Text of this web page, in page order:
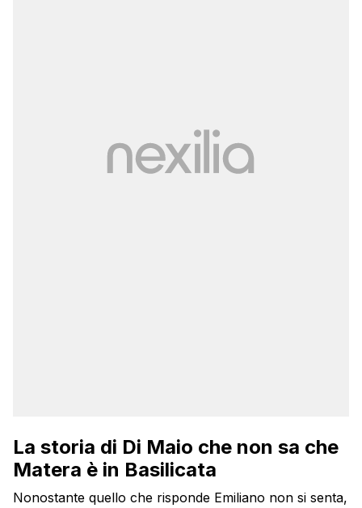
La storia di Di Maio che non sa che
Matera è in Basilicata
Nonostante quello che risponde Emiliano non si senta,